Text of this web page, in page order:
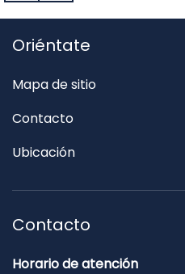
Oriéntate
Mapa de sitio
Contacto
Ubicación
Contacto
Horario de atención